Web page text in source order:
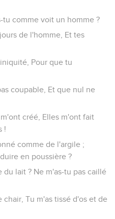
comme voit un homme ?
de l'homme, Et tes
Pour que tu
coupable, Et que nul ne
créé, Elles m'ont fait
!
comme de l'argile ;
en poussière ?
du lait ? Ne m'as-tu pas caillé
Tu m'as tissé d'os et de